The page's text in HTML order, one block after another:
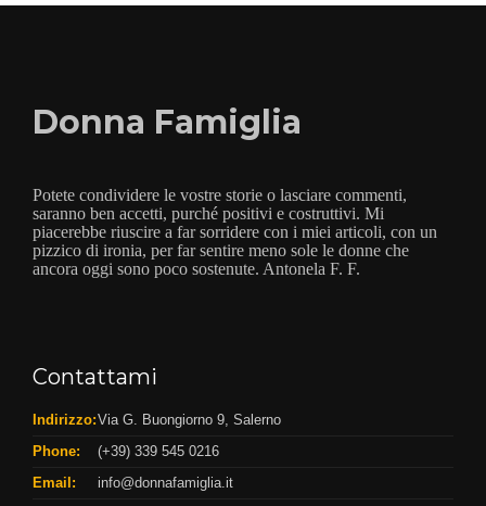
Donna Famiglia
Potete condividere le vostre storie o lasciare commenti,
saranno ben accetti, purché positivi e costruttivi. Mi
piacerebbe riuscire a far sorridere con i miei articoli, con un
pizzico di ironia, per far sentire meno sole le donne che
ancora oggi sono poco sostenute. Antonela F. F.
Contattami
Indirizzo:Via G. Buongiorno 9, Salerno
Phone:
(+39) 339 545 0216
Email:
info@donnafamiglia.it